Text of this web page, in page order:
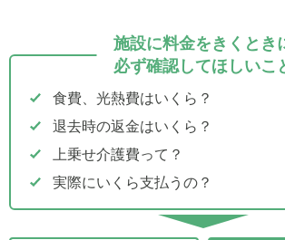
施設に料金をきくとき
必ず確認してほしいこ
食費、光熱費はいくら？
退去時の返金はいくら？
上乗せ介護費って？
実際にいくら支払うの？